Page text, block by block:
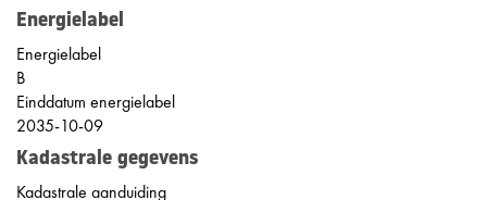
Energielabel
Energielabel
B
Einddatum energielabel
2035-10-09
Kadastrale gegevens
Kadastrale aanduiding